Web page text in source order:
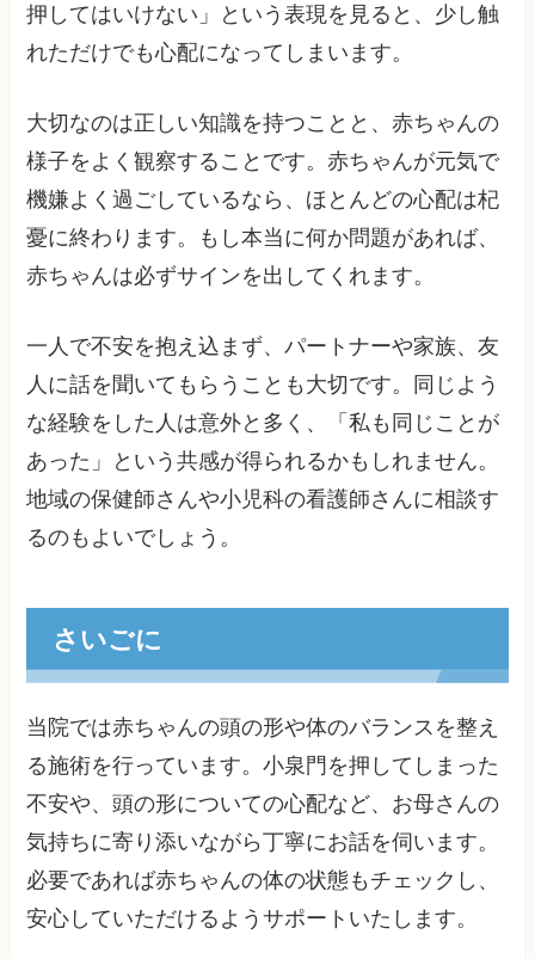
押してはいけない」という表現を見ると、少し触
れただけでも心配になってしまいます。
大切なのは正しい知識を持つことと、赤ちゃんの
様子をよく観察することです。赤ちゃんが元気で
機嫌よく過ごしているなら、ほとんどの心配は杞
憂に終わります。もし本当に何か問題があれば、
赤ちゃんは必ずサインを出してくれます。
一人で不安を抱え込まず、パートナーや家族、友
人に話を聞いてもらうことも大切です。同じよう
な経験をした人は意外と多く、「私も同じことが
あった」という共感が得られるかもしれません。
地域の保健師さんや小児科の看護師さんに相談す
るのもよいでしょう。
さいごに
当院では赤ちゃんの頭の形や体のバランスを整え
る施術を行っています。小泉門を押してしまった
不安や、頭の形についての心配など、お母さんの
気持ちに寄り添いながら丁寧にお話を伺います。
必要であれば赤ちゃんの体の状態もチェックし、
安心していただけるようサポートいたします。